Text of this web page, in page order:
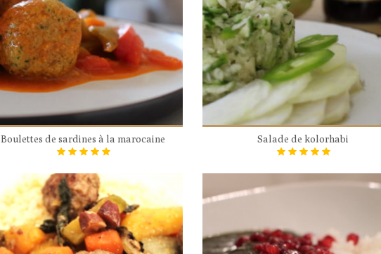
Boulettes de sardines à la marocaine Salade de kolorhabi